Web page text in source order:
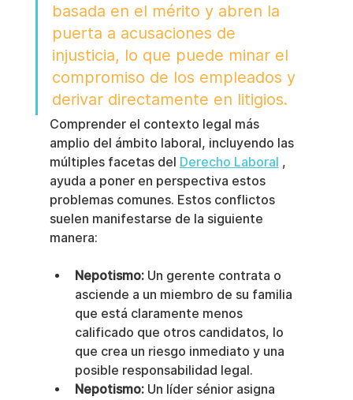
basada en el mérito y abren la
puerta a acusaciones de
injusticia, lo que puede minar el
compromiso de los empleados y
derivar directamente en litigios.
Comprender el contexto legal más
amplio del ámbito laboral, incluyendo las
múltiples facetas del Derecho Laboral ,
ayuda a poner en perspectiva estos
problemas comunes. Estos conflictos
suelen manifestarse de la siguiente
manera:
Nepotismo: Un gerente contrata o
asciende a un miembro de su familia
que está claramente menos
calificado que otros candidatos, lo
que crea un riesgo inmediato y una
posible responsabilidad legal.
Nepotismo: Un líder sénior asigna